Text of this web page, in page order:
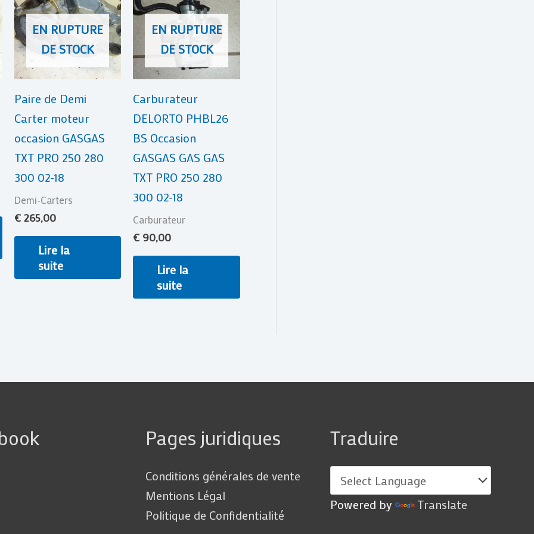
EN RUPTURE
DE STOCK
Paire de Demi
Carter moteur
occasion GASGAS
TXT PRO 250 280
300 02-18
Demi-Carters
€265,00
Lire la
suite
EN RUPTURE
DE STOCK
Carburateur
DELORTO PHBL26
BS Occasion
GASGAS GAS GAS
TXT PRO 250 280
300 02-18
Carburateur
€ 90,00
Lire la
suite
Pages juridiques
Conditions générales de vente
Mentions Légal
Politique de Confidentialité
Traduire
Powered by Translate